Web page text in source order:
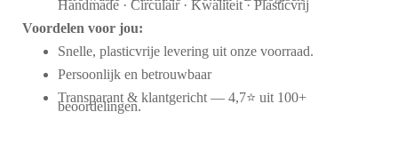
Handmade · Circulair · Kwaliteit · Plasticvrij
Voordelen voor jou:
Snelle, plasticvrije levering uit onze voorraad.
Persoonlijk en betrouwbaar
Transparant & klantgericht — 4,7⭐ uit 100+
beoordelingen.